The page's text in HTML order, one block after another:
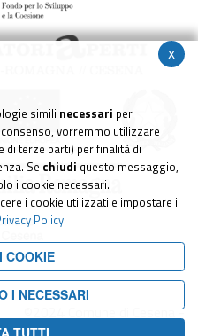
©2024 Comune di Cesena -
x
simili necessari per
vorremmo utilizzare
di terze parti) per finalità di
Se chiudi questo messaggio,
i cookie necessari.
i cookie utilizzati e impostare i
Policy.
COOKIE
I NECESSARI
TUTTI